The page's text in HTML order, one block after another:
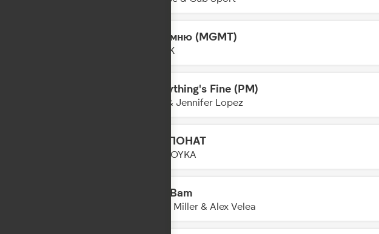
Запомню (MGMT)
FEDUK
Everything's Fine (PM)
Alok & Jennifer Lopez
ЭКСПОНАТ
MIA BOYKA
Bam Bam
Misha Miller & Alex Velea